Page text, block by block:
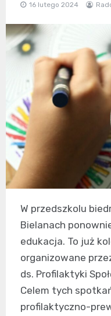
16 lutego 2024
W przedszkolu
Bielanach
edukacja. To już
organizowane
ds. Profilaktyki
Celem tych
profilaktyczno-